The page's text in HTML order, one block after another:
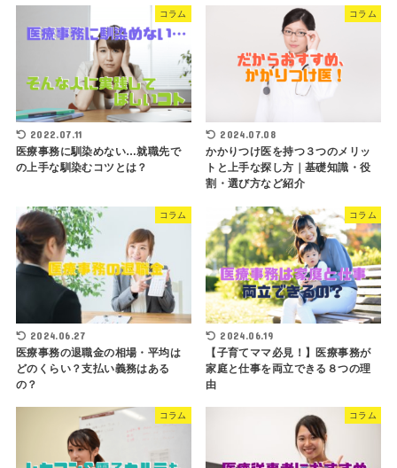
コラム
2022.07.11
医療事務に馴染めない…就職先で
の上手な馴染むコツとは？
コラム
2024.07.08
かかりつけ医を持つ３つのメリッ
トと上手な探し方｜基礎知識・役
割・選び方など紹介
コラム
2024.06.27
医療事務の退職金の相場・平均は
どのくらい？支払い義務はある
の？
コラム
2024.06.19
【子育てママ必見！】医療事務が
家庭と仕事を両立できる８つの理
由
コラム コラム